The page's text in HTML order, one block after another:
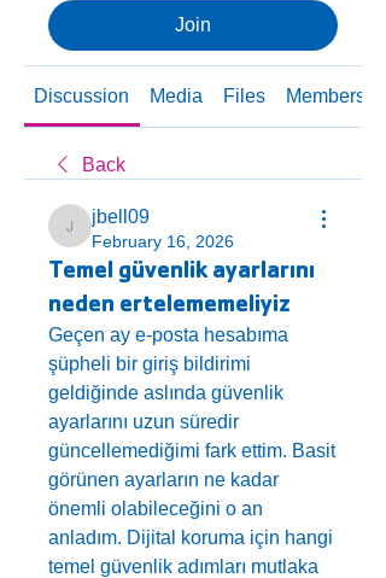
Join
Discussion Media Files Members
Back
jbell09
jbell09
February 16, 2026
Temel güvenlik ayarlarını
neden ertelememeliyiz
Geçen ay e-posta hesabıma
şüpheli bir giriş bildirimi
geldiğinde aslında güvenlik
ayarlarını uzun süredir
güncellemediğimi fark ettim. Basit
görünen ayarların ne kadar
önemli olabileceğini o an
anladım. Dijital koruma için hangi
temel güvenlik adımları mutlaka